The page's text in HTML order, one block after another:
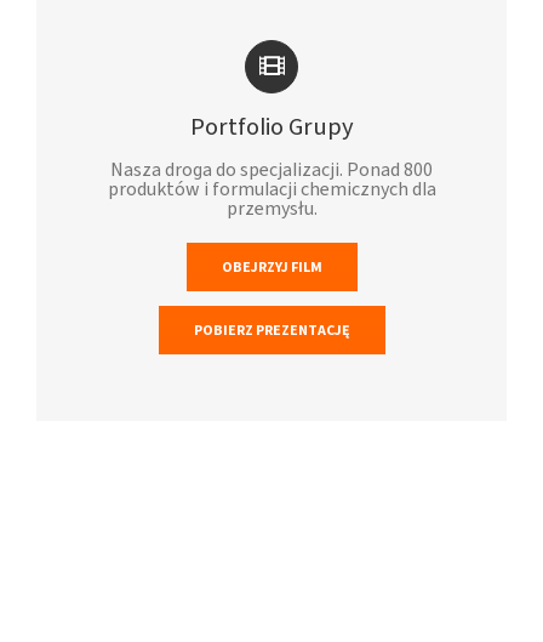
Portfolio Grupy
Nasza droga do specjalizacji. Ponad 800
produktów i formulacji chemicznych dla
przemysłu.
OBEJRZYJ FILM
POBIERZ PREZENTACJĘ